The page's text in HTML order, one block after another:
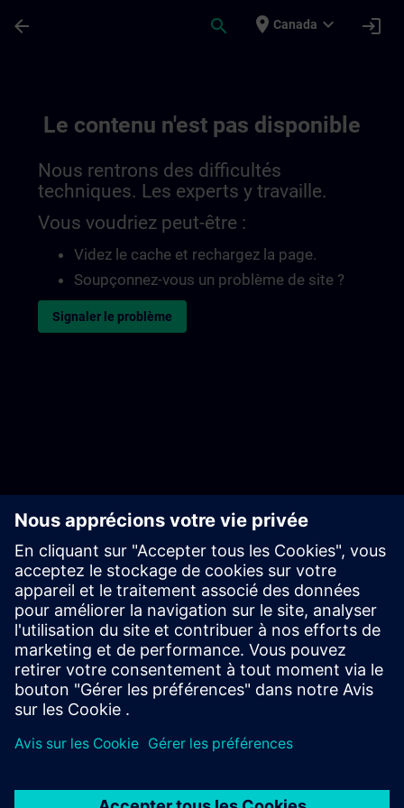
arrow_back search place Canada expand_more login
Le contenu n'est pas disponible
Nous rentrons des difficultés
techniques. Les experts y travaille.
Vous voudriez peut-être :
Videz le cache et rechargez la page.
Soupçonnez-vous un problème de site ?
Signaler le problème